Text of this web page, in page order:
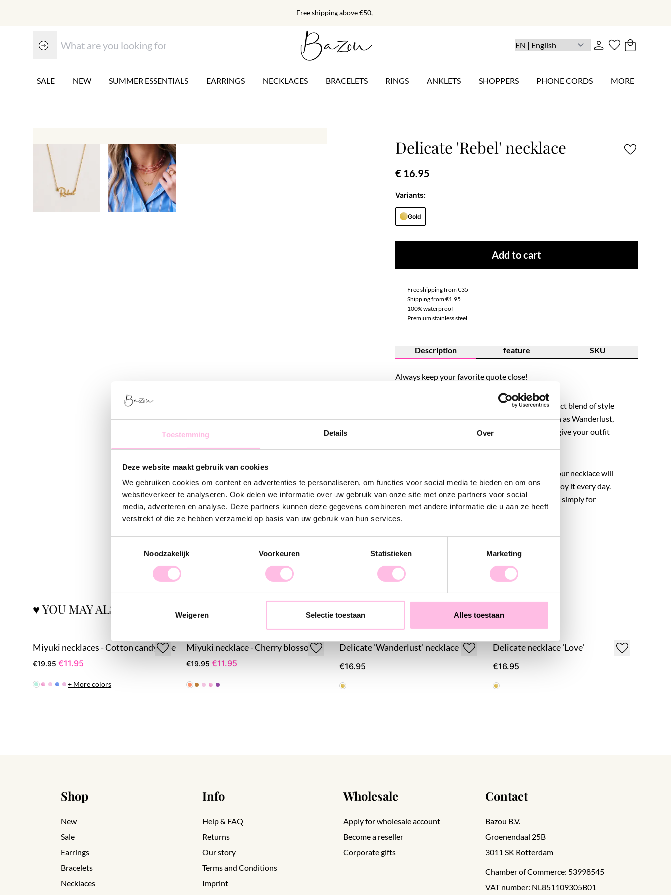
Toestemming Details Over
Deze website maakt gebruik van cookies
We gebruiken cookies om content en advertenties te personaliseren, om functies voor social media te bieden en om ons
websiteverkeer te analyseren. Ook delen we informatie over uw gebruik van onze site met onze partners voor social
media, adverteren en analyse. Deze partners kunnen deze gegevens combineren met andere informatie die u aan ze heeft
verstrekt of die ze hebben verzameld op basis van uw gebruik van hun services.
Noodzakelijk
Voorkeuren Statistieken Marketing
Weigeren Selectie toestaan Alles toestaan
Free shipping above €50,-
SALE NEW SUMMER ESSENTIALS EARRINGS NECKLACES BRACELETS RINGS ANKLETS SHOPPERS PHONE CORDS MORE
Delicate 'Rebel' necklace
€ 16.95
Variants:
Gold
Add to cart
Free shipping from €35
Shipping from €1.95
100% waterproof
Premium stainless steel
Description feature SKU
Always keep your favorite quote close!
Our stainless steel quote necklaces are the perfect blend of style
and meaning. Choose a word that suits you, such as Wanderlust,
Dreamer, Love, XOXO, Sunkissed, or Rebel, and give your outfit
Thanks to the durable stainless steel material, your necklace will
stay beautiful for a long time, allowing you to enjoy it every day.
It is also a great gift for a friend, sister, mother, or simply for
yourself.
♥ YOU MAY ALSO LOVE...
Miyuki necklaces - Cotton candy love
€19.95€11.95
+ More colors
Miyuki necklace - Cherry blossom
€19.95€11.95
Delicate 'Wanderlust' necklace
€16.95
Delicate necklace 'Love'
€16.95
Shop
New
Sale
Earrings
Bracelets
Necklaces
Info
Help & FAQ
Returns
Our story
Terms and Conditions
Imprint
Wholesale
Apply for wholesale account
Become a reseller
Corporate gifts
Contact
Bazou B.V.
Groenendaal 25B
3011 SK Rotterdam
Chamber of Commerce: 53998545
VAT number: NL851109305B01